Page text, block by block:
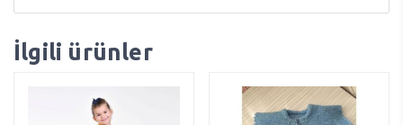
İlgili ürünler